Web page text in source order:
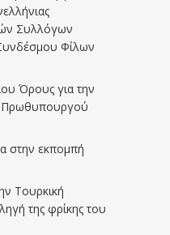
Συλλόγων
Φίλων
Όρους για την
Πρωθυπουργού
στην εκπομπή
Τουρκική
της φρίκης του